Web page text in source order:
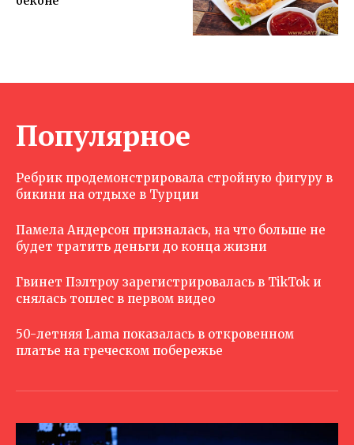
Популярное
Ребрик продемонстрировала стройную фигуру в
бикини на отдыхе в Турции
Памела Андерсон призналась, на что больше не
будет тратить деньги до конца жизни
Гвинет Пэлтроу зарегистрировалась в TikTok и
снялась топлес в первом видео
50-летняя Lama показалась в откровенном
платье на греческом побережье